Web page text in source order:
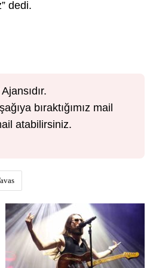
dedi.
bıraktığımız mail
atabilirsiniz.